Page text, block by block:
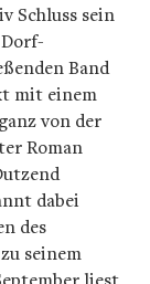
Schluss sein
Band
mit einem
von der
Roman
dabei
des
seinem